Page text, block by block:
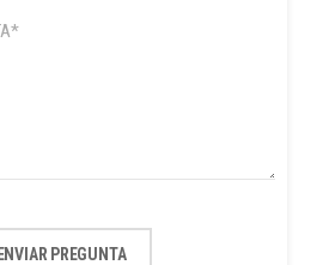
ENVIAR PREGUNTA